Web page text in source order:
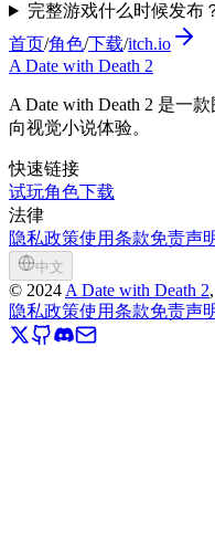
完整游戏什么时候发布
首页/角色/下载/itch.io
A Date with Death 2
A Date with Death 2 是一
向视觉小说体验。
快速链接
试玩角色下载
法律
隐私政策使用条款免责声
中文
© 2024 A Date with Death 2
隐私政策使用条款免责声